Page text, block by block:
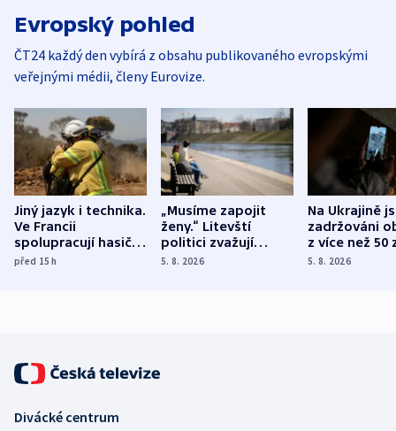
Evropský pohled
ČT24 každý den vybírá z obsahu publikovaného evropskými
veřejnými médii, členy Eurovize.
Jiný jazyk i technika.
Ve Francii
spolupracují hasiči z
různých zemí
před 15h
„Musíme zapojit
ženy.“ Litevští
politici zvažují
dohodu o
5. 8. 2026
Na Ukrajině
zadržováni
z více než 50
Bojovali na
5. 8. 2026
Divácké centrum